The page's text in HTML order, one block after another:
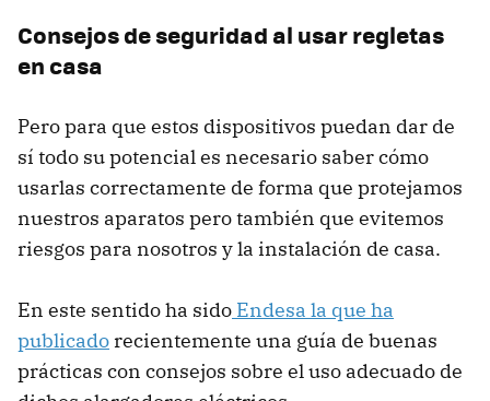
Consejos de seguridad al usar regletas
en casa
Pero para que estos dispositivos puedan dar de
sí todo su potencial es necesario saber cómo
usarlas correctamente de forma que protejamos
nuestros aparatos pero también que evitemos
riesgos para nosotros y la instalación de casa.
En este sentido ha sido Endesa la que ha
publicado recientemente una guía de buenas
prácticas con consejos sobre el uso adecuado de